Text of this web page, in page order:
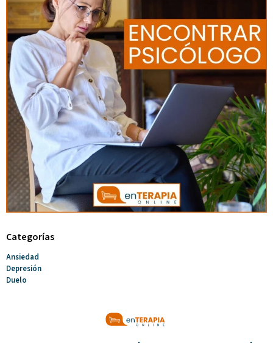
Categorías
Ansiedad
Depresión
Duelo